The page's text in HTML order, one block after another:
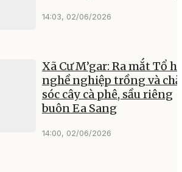
14:03, 02/06/2026
Xã Cư M’gar: Ra mắt Tổ
nghề nghiệp trồng và
sóc cây cà phê, sầu riêng
buôn Ea Sang
14:00, 02/06/2026